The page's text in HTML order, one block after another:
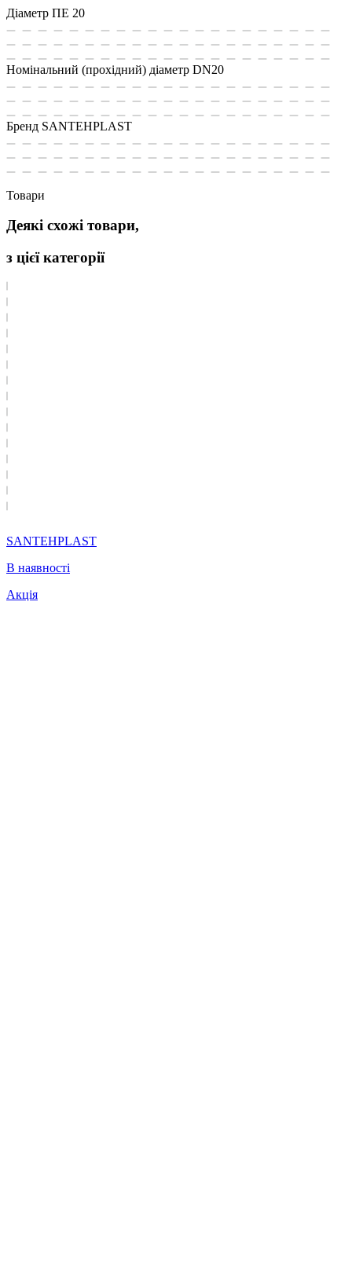
Діаметр ПЕ 20
Номінальний (прохідний) діаметр DN20
Бренд SANTEHPLAST
Товари
Деякі схожі товари,
з цієї категорії
SANTEHPLAST
В наявності
Акція